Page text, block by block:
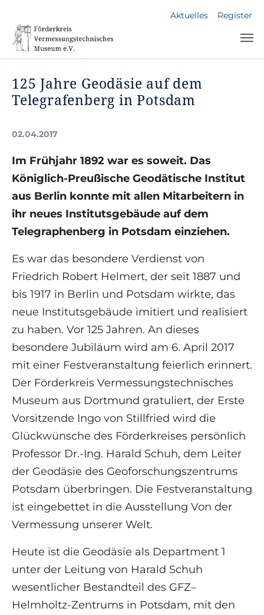
Aktuelles Register
125 Jahre Geodäsie auf dem
Telegrafenberg in Potsdam
02.04.2017
Im Frühjahr 1892 war es soweit. Das
Königlich-Preußische Geodätische Institut
aus Berlin konnte mit allen Mitarbeitern in
ihr neues Institutsgebäude auf dem
Telegraphenberg in Potsdam einziehen.
Es war das besondere Verdienst von
Friedrich Robert Helmert, der seit 1887 und
bis 1917 in Berlin und Potsdam wirkte, das
neue Institutsgebäude imitiert und realisiert
zu haben. Vor 125 Jahren. An dieses
besondere Jubiläum wird am 6. April 2017
mit einer Festveranstaltung feierlich erinnert.
Der Förderkreis Vermessungstechnisches
Museum aus Dortmund gratuliert, der Erste
Vorsitzende Ingo von Stillfried wird die
Glückwünsche des Förderkreises persönlich
Professor Dr.-Ing. Harald Schuh, dem Leiter
der Geodäsie des Geoforschungszentrums
Potsdam überbringen. Die Festveranstaltung
ist eingebettet in die Ausstellung Von der
Vermessung unserer Welt.
Heute ist die Geodäsie als Department 1
unter der Leitung von Harald Schuh
wesentlicher Bestandteil des GFZ–
Helmholtz-Zentrums in Potsdam, mit den